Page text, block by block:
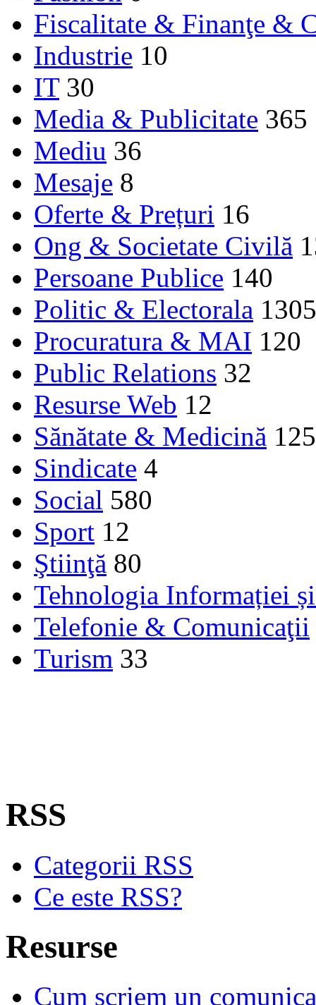
Fiscalitate & Finanţe &
Industrie 10
IT 30
Media & Publicitate 365
Mediu 36
Mesaje 8
Oferte & Prețuri 16
Ong & Societate Civilă
Persoane Publice 140
Politic & Electorala 1305
Procuratura & MAI 120
Public Relations 32
Resurse Web 12
Sănătate & Medicină 125
Sindicate 4
Social 580
Sport 12
Ştiinţă 80
Tehnologia Informației
Telefonie & Comunicaţii
Turism 33
RSS
Categorii RSS
Ce este RSS?
Resurse
Cum scriem un